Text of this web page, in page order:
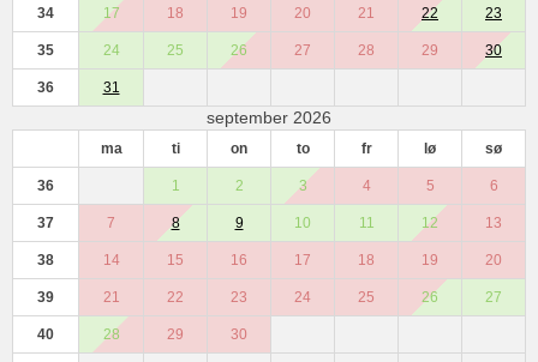
34 17 18 19 20 21 22 23
35 24 25 26 27 28 29 30
36 31
september 2026
ma ti on to fr lø sø
36 1 2 3 4 5 6
37 7 8 9 10 11 12 13
38 14 15 16 17 18 19 20
39 21 22 23 24 25 26 27
40 28 29 30